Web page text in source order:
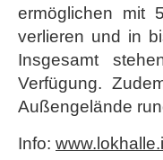
ermöglichen mit
verlieren und in
Insgesamt
Verfügung.
Außengelände
Info: